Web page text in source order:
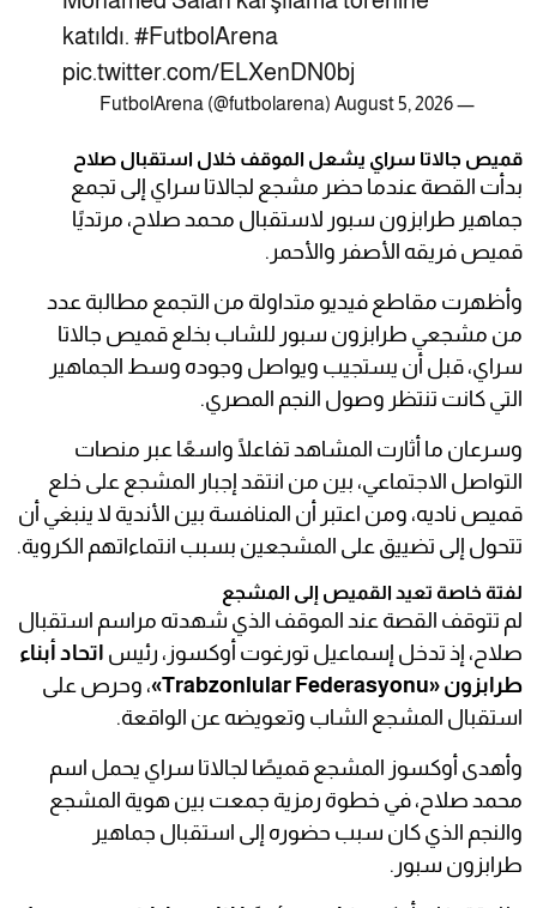
katıldı. #FutbolArena
pic.twitter.com/ELXenDN0bj
— FutbolArena (@futbolarena)
August 5, 2026
قميص جالاتا سراي يشعل الموقف خلال استقبال صلاح
بدأت القصة عندما حضر مشجع لجالاتا سراي إلى تجمع
جماهير طرابزون سبور لاستقبال محمد صلاح، مرتديًا
قميص فريقه الأصفر والأحمر.
وأظهرت مقاطع فيديو متداولة من التجمع مطالبة عدد
من مشجعي طرابزون سبور للشاب بخلع قميص جالاتا
سراي، قبل أن يستجيب ويواصل وجوده وسط الجماهير
التي كانت تنتظر وصول النجم المصري.
وسرعان ما أثارت المشاهد تفاعلًا واسعًا عبر منصات
التواصل الاجتماعي، بين من انتقد إجبار المشجع على خلع
قميص ناديه، ومن اعتبر أن المنافسة بين الأندية لا ينبغي أن
تتحول إلى تضييق على المشجعين بسبب انتماءاتهم الكروية.
لفتة خاصة تعيد القميص إلى المشجع
لم تتوقف القصة عند الموقف الذي شهدته مراسم استقبال
صلاح، إذ تدخل إسماعيل تورغوت أوكسوز، رئيس اتحاد أبناء
طرابزون «Trabzonlular Federasyonu»
، وحرص على
استقبال المشجع الشاب وتعويضه عن الواقعة.
وأهدى أوكسوز المشجع قميصًا لجالاتا سراي يحمل اسم
محمد صلاح، في خطوة رمزية جمعت بين هوية المشجع
والنجم الذي كان سبب حضوره إلى استقبال جماهير
طرابزون سبور.